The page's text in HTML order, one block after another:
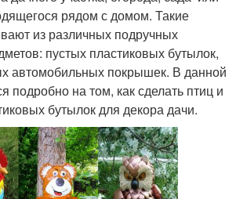
рядом с домом. Такие
из различных подручных
пустых пластиковых бутылок,
автомобильных покрышек. В данной
подробно на том, как сделать птиц и
бутылок для декора дачи.